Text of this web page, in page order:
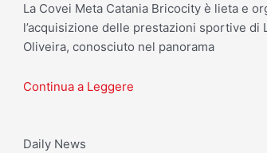
La Covei Meta Catania Bricocity è lieta e
l’acquisizione delle prestazioni sportive di
Oliveira, conosciuto nel panorama
Continua a Leggere
Daily News